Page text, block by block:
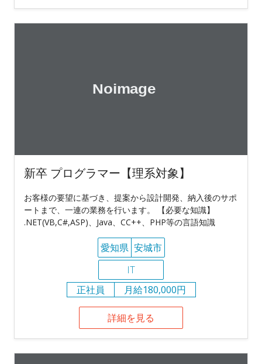
新卒 プログラマー【理系対象】
お客様の要望に基づき、提案から設計開発、納入後のサポ
ートまで、一連の業務を行います。 【必要な知識】
.NET(VB,C#,ASP)、Java、CC++、PHP等の言語知識
愛知県 安城市
IT
正社員
月給180,000円
詳細を見る